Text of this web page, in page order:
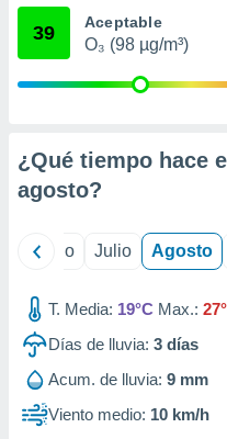
publicidad
1199
39 Aceptable
O₃ (98 µg/m³)
¿Qué tiempo hace
agosto?
Junio Julio Agosto
T. Media: 19°C Max.:
Días de lluvia: 3 días
Acum. de lluvia: 9 mm
Viento medio: 10 km/h